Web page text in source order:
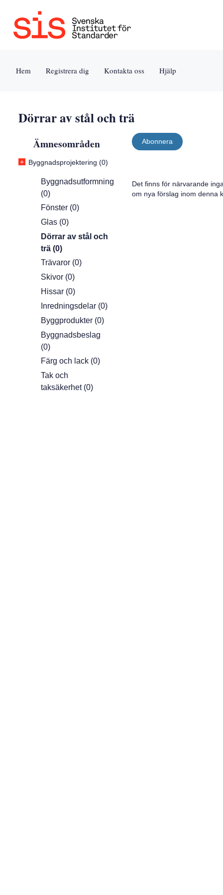
Jump
Tillgänglighet
Användarvillkor
Hem Registrera dig Kontakta oss Hjälp
Dörrar av stål och trä
Ämnesområden
+ Byggnadsprojektering (0)
Byggnadsutformning
(0)
Fönster (0)
Glas (0)
Dörrar av stål och
trä (0)
Trävaror (0)
Skivor (0)
Hissar (0)
Inredningsdelar (0)
Byggprodukter (0)
Byggnadsbeslag
(0)
Färg och lack (0)
Tak och
taksäkerhet (0)
Abonnera
Det finns för närvarande
om nya förslag inom denna